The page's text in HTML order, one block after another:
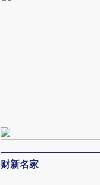
财新名家